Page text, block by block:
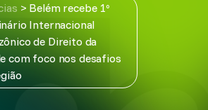
> Belém recebe 1º
Internacional
de Direito da
com foco nos desafios